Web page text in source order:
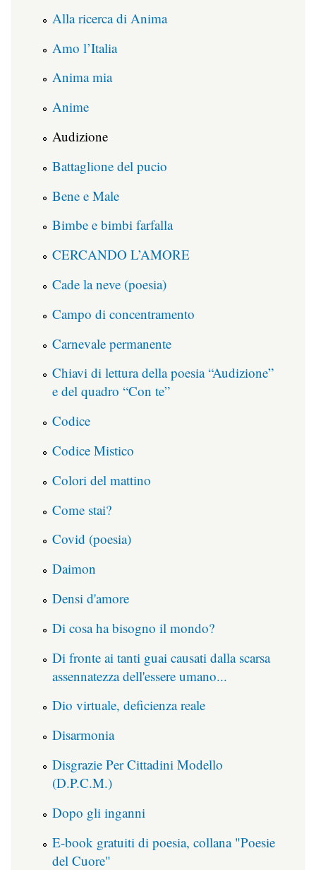
Alla ricerca di Anima
Amo l’Italia
Anima mia
Anime
Audizione
Battaglione del pucio
Bene e Male
Bimbe e bimbi farfalla
CERCANDO L’AMORE
Cade la neve (poesia)
Campo di concentramento
Carnevale permanente
Chiavi di lettura della poesia “Audizione”
e del quadro “Con te”
Codice
Codice Mistico
Colori del mattino
Come stai?
Covid (poesia)
Daimon
Densi d'amore
Di cosa ha bisogno il mondo?
Di fronte ai tanti guai causati dalla scarsa
assennatezza dell'essere umano...
Dio virtuale, deficienza reale
Disarmonia
Disgrazie Per Cittadini Modello
(D.P.C.M.)
Dopo gli inganni
E-book gratuiti di poesia, collana "Poesie
del Cuore"